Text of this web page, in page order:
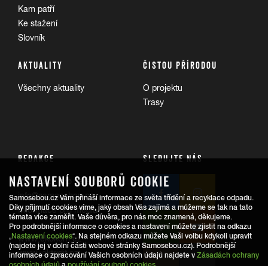
Kam patří
Ke stažení
Slovník
AKTUALITY
Všechny aktuality
ČISTOU PŘÍRODOU
O projektu
Trasy
REDAKCE
Informace pro veřejnost:
info@samosebou.cz
Informace pro média
www.ekokom.cz
www.jaktridit.cz
SLEDUJTE NÁS
NASTAVENÍ SOUBORŮ COOKIE
Samosebou.cz Vám přináší informace ze světa třídění a recyklace odpadu.
Díky přijmutí cookies víme, jaký obsah Vás zajímá a můžeme se tak na tato
témata více zaměřit. Vaše důvěra, pro nás moc znamená, děkujeme.
Pro podrobnější informace o cookies a nastavení můžete zjistit na odkazu
„Nastavení cookies“. Na stejném odkazu můžete Vaši volbu kdykoli upravit
(najdete jej v dolní části webové stránky Samosebou.cz). Podrobnější
informace o zpracování Vašich osobních údajů najdete v Zásadách ochrany